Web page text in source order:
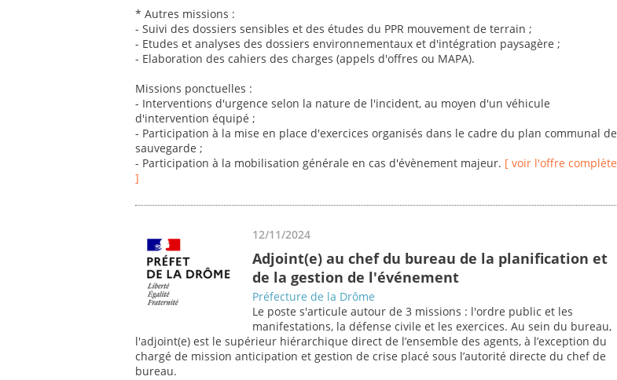
* Autres missions :
- Suivi des dossiers sensibles et des études du PPR mouvement de terrain ;
- Etudes et analyses des dossiers environnementaux et d'intégration paysagère ;
- Elaboration des cahiers des charges (appels d'offres ou MAPA).
Missions ponctuelles :
- Interventions d'urgence selon la nature de l'incident, au moyen d'un véhicule
d'intervention équipé ;
- Participation à la mise en place d'exercices organisés dans le cadre du plan communal de
sauvegarde ;
- Participation à la mobilisation générale en cas d'évènement majeur. [ voir l'offre complète
]
12/11/2024
Adjoint(e) au chef du bureau de la planification et
de la gestion de l'événement
Préfecture de la Drôme
Le poste s'articule autour de 3 missions : l'ordre public et les
manifestations, la défense civile et les exercices. Au sein du bureau,
l'adjoint(e) est le supérieur hiérarchique direct de l’ensemble des agents, à l’exception du
chargé de mission anticipation et gestion de crise placé sous l’autorité directe du chef de
bureau.